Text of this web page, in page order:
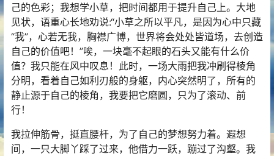
己的色彩；我想学小草，把时间都用于提升自己上。大地
见状，语重心长地劝说:“小草之所以平凡，是因为心中只藏
“我”，心若无我，胸襟广博，世界将会处处皆道场，去创造
自己的价值吧！”唉，一块毫不起眼的石头又能有什么价
值？我只能在风中叹息！此时，一场大雨把我冲刷得棱角
分明，看着自己如利刃般的身躯，内心突然明了，所有的
静止源于自己的棱角，我要把它磨圆，只为了滚动、前
行！
我拉伸筋骨，挺直腰杆，为了自己的梦想努力着。遐想
间，一只大脚丫踩了过来，他借力一跃，蹦过了沟壑。我